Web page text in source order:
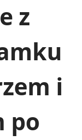
z
i
po